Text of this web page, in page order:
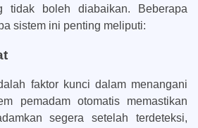
tidak boleh diabaikan. Beberapa
sistem ini penting meliputi:
faktor kunci dalam menangani
pemadam otomatis memastikan
segera setelah terdeteksi,